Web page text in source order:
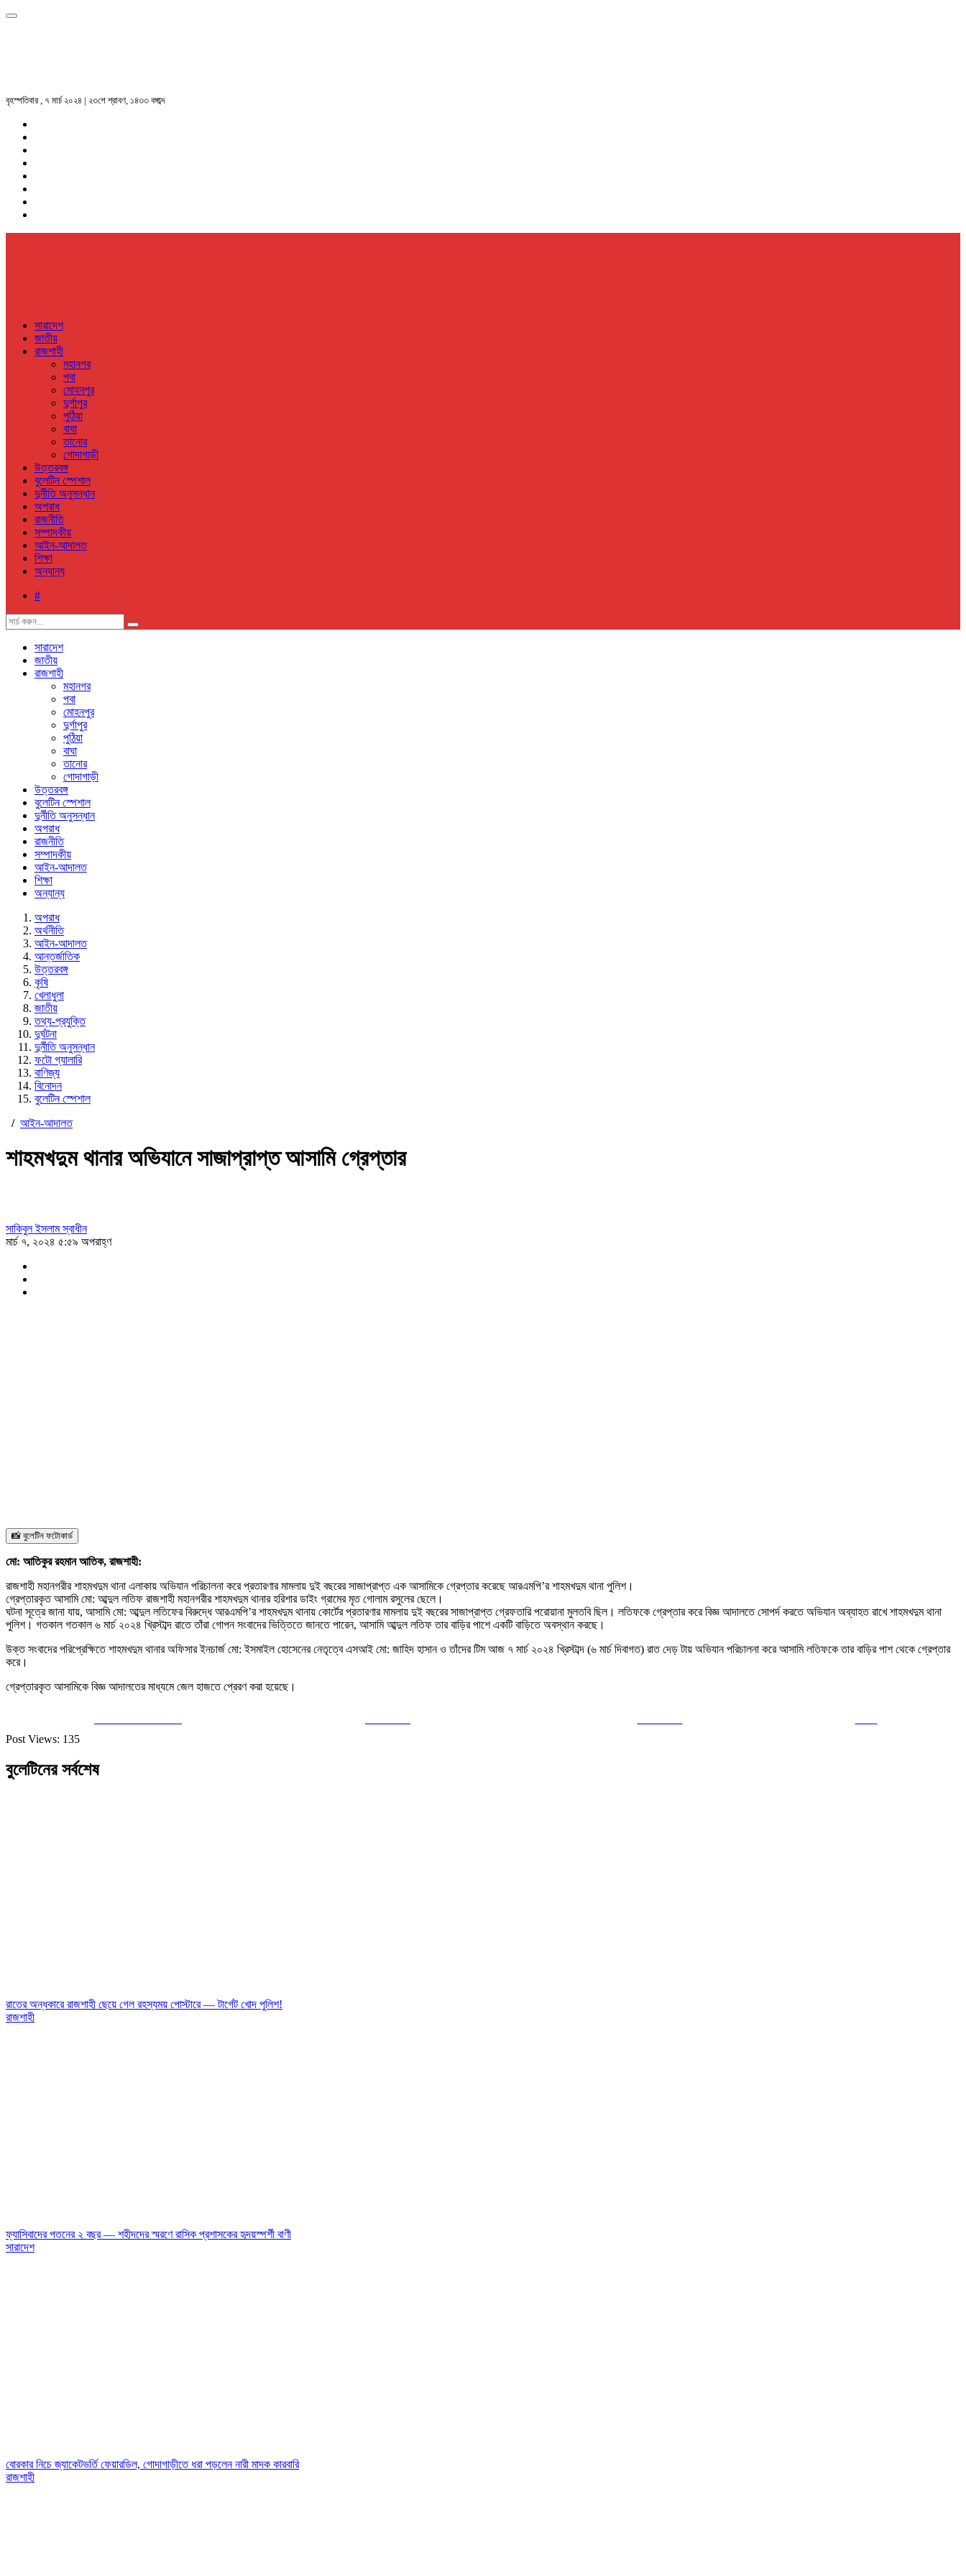
বৃহস্পতিবার , ৭ মার্চ ২০২৪ | ২৩শে শ্রাবণ, ১৪৩৩ বঙ্গাব্দ
সারাদেশ
জাতীয়
রাজশাহী
মহানগর
পবা
মোহনপুর
দুর্গাপুর
পুঠিয়া
বাঘা
তানোর
গোদাগাড়ী
উত্তরবঙ্গ
বুলেটিন স্পেশাল
দুর্নীতি অনুসন্ধান
অপরাধ
রাজনীতি
সম্পাদকীয়
আইন-আদালত
শিক্ষা
অন্যান্য
#
সারাদেশ
জাতীয়
রাজশাহী
মহানগর
পবা
মোহনপুর
দুর্গাপুর
পুঠিয়া
বাঘা
তানোর
গোদাগাড়ী
উত্তরবঙ্গ
বুলেটিন স্পেশাল
দুর্নীতি অনুসন্ধান
অপরাধ
রাজনীতি
সম্পাদকীয়
আইন-আদালত
শিক্ষা
অন্যান্য
অপরাধ
অর্থনীতি
আইন-আদালত
আন্তর্জাতিক
উত্তরবঙ্গ
কৃষি
খেলাধুলা
জাতীয়
তথ্য-প্রযুক্তি
দুর্ঘটনা
দুর্নীতি অনুসন্ধান
ফটো গ্যালারি
বাণিজ্য
বিনোদন
বুলেটিন স্পেশাল
/ আইন-আদালত
শাহমখদুম থানার অভিযানে সাজাপ্রাপ্ত আসামি গ্রেপ্তার
সাকিবুল ইসলাম স্বাধীন
মার্চ ৭, ২০২৪ ৫:৫৯ অপরাহ্ণ
📸 বুলেটিন ফটোকার্ড
মো: আতিকুর রহমান আতিক, রাজশাহী:
রাজশাহী মহানগরীর শাহমখদুম থানা এলাকায় অভিযান পরিচালনা করে প্রতারণার মামলায় দুই বছরের সাজাপ্রাপ্ত এক আসামিকে গ্রেপ্তার করেছে আরএমপি’র শাহমখদুম থানা পুলিশ।
গ্রেপ্তারকৃত আসামি মো: আব্দুল লতিফ রাজশাহী মহানগরীর শাহমখদুম থানার হরিশার ডাইং গ্রামের মৃত গোলাম রসুলের ছেলে।
ঘটনা সূত্রে জানা যায়, আসামি মো: আব্দুল লতিফের বিরুদ্ধে আরএমপি’র শাহমখদুম থানায় কোর্টের প্রতারণার মামলায় দুই বছরের সাজাপ্রাপ্ত গ্রেফতারি পরোয়ানা মুলতবি ছিল। লতিফকে গ্রেপ্তার করে বিজ্ঞ আদালতে সোপর্দ করতে অভিযান অব্যাহত রাখে শাহমখদুম থানা
পুলিশ। গতকাল গতকাল ৬ মার্চ ২০২৪ খ্রিস্টাব্দ রাতে তাঁরা গোপন সংবাদের ভিত্তিতে জানতে পারেন, আসামি আব্দুল লতিফ তার বাড়ির পাশে একটি বাড়িতে অবস্থান করছে।
উক্ত সংবাদের পরিপ্রেক্ষিতে শাহমখদুম থানার অফিসার ইনচার্জ মো: ইসমাইল হোসেনের নেতৃত্বে এসআই মো: জাহিদ হাসান ও তাঁদের টিম আজ ৭ মার্চ ২০২৪ খ্রিস্টাব্দ (৬ মার্চ দিবাগত) রাত দেড় টায় অভিযান পরিচালনা করে আসামি লতিফকে তার বাড়ির পাশ থেকে গ্রেপ্তার
করে।
গ্রেপ্তারকৃত আসামিকে বিজ্ঞ আদালতের মাধ্যমে জেল হাজতে প্রেরণ করা হয়েছে।
Post Views: 135
বুলেটিনের সর্বশেষ
রাতের অন্ধকারে রাজশাহী ছেয়ে গেল রহস্যময় পোস্টারে — টার্গেট খোদ পুলিশ!
রাজশাহী
ফ্যাসিবাদের পতনের ২ বছর — শহীদদের স্মরণে রাসিক প্রশাসকের হৃদয়স্পর্শী বাণী
সারাদেশ
বোরকার নিচে জ্যাকেটভর্তি ফেয়ারডিল, গোদাগাড়ীতে ধরা পড়লেন নারী মাদক কারবারি
রাজশাহী